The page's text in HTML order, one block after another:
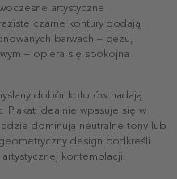
artystyczne
czarne kontury dodają
barwach – beżu,
– opiera się spokojna
dobór kolorów nadają
Plakat idealnie wpasuje się w
dominują neutralne tony lub
design podkreśli
kontemplacji.